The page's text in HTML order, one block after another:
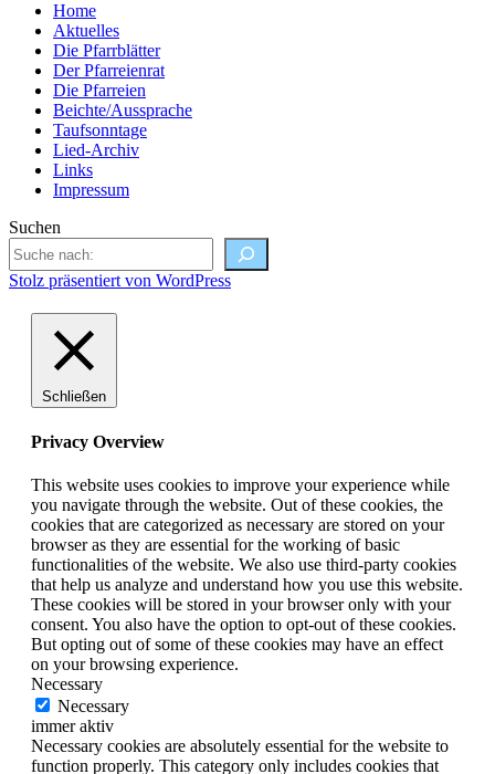
Home
Aktuelles
Die Pfarrblätter
Der Pfarreienrat
Die Pfarreien
Beichte/Aussprache
Taufsonntage
Lied-Archiv
Links
Impressum
Suchen
Stolz präsentiert von WordPress
Schließen
Privacy Overview
This website uses cookies to improve your experience while
you navigate through the website. Out of these cookies, the
cookies that are categorized as necessary are stored on your
browser as they are essential for the working of basic
functionalities of the website. We also use third-party cookies
that help us analyze and understand how you use this website.
These cookies will be stored in your browser only with your
consent. You also have the option to opt-out of these cookies.
But opting out of some of these cookies may have an effect
on your browsing experience.
Necessary
Necessary
immer aktiv
Necessary cookies are absolutely essential for the website to
function properly. This category only includes cookies that